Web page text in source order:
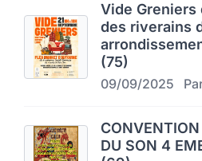
Vide Greniers
des riverains
(75)
09/09/2025
DU SON 4